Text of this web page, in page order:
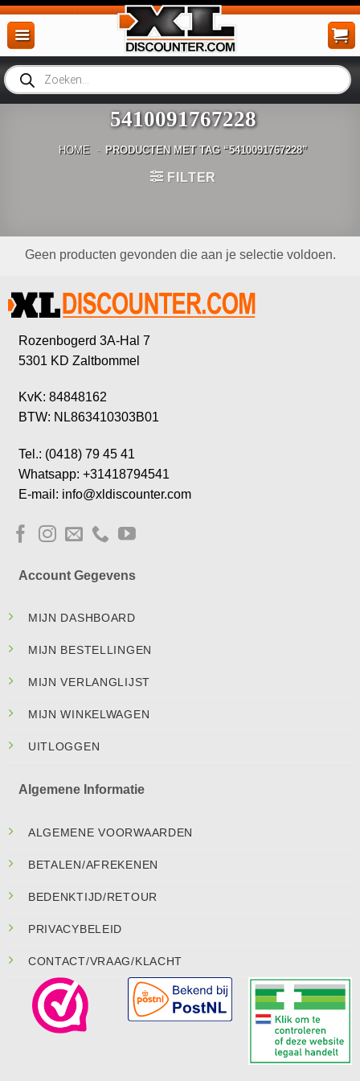
Ga
naar
inhoud
Producten
zoeken
5410091767228
HOME - PRODUCTEN MET TAG “5410091767228”
FILTER
Geen producten gevonden die aan je selectie voldoen.
Rozenbogerd 3A-Hal 7
5301 KD Zaltbommel
KvK: 84848162
BTW: NL863410303B01
Tel.: (0418) 79 45 41
Whatsapp: +31418794541
E-mail: info@xldiscounter.com
Account Gegevens
MIJN DASHBOARD
MIJN BESTELLINGEN
MIJN VERLANGLIJST
MIJN WINKELWAGEN
UITLOGGEN
Algemene Informatie
ALGEMENE VOORWAARDEN
BETALEN/AFREKENEN
BEDENKTIJD/RETOUR
PRIVACYBELEID
CONTACT/VRAAG/KLACHT